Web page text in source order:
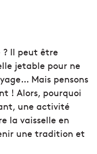
Il peut être
jetable pour ne
Mais pensons
! Alors, pourquoi
une activité
la vaisselle en
une tradition et